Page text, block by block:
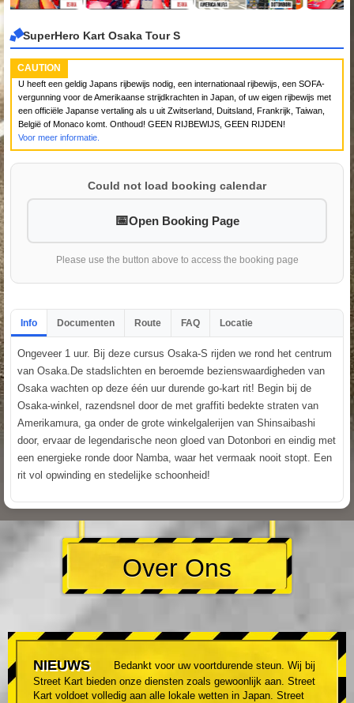
SuperHero Kart Osaka Tour S
CAUTION
U heeft een geldig Japans rijbewijs nodig, een internationaal rijbewijs, een SOFA-
vergunning voor de Amerikaanse strijdkrachten in Japan, of uw eigen rijbewijs met
een officiële Japanse vertaling als u uit Zwitserland, Duitsland, Frankrijk, Taiwan,
België of Monaco komt. Onthoud! GEEN RIJBEWIJS, GEEN RIJDEN!
Voor meer informatie.
Could not load booking calendar
Open Booking Page
Please use the button above to access the booking page
Info Documenten Route FAQ Locatie
Ongeveer 1 uur. Bij deze cursus Osaka-S rijden we rond het centrum
van Osaka.De stadslichten en beroemde bezienswaardigheden van
Osaka wachten op deze één uur durende go-kart rit! Begin bij de
Osaka-winkel, razendsnel door de met graffiti bedekte straten van
Amerikamura, ga onder de grote winkelgalerijen van Shinsaibashi
door, ervaar de legendarische neon gloed van Dotonbori en eindig met
een energieke ronde door Namba, waar het vermaak nooit stopt. Een
rit vol opwinding en stedelijke schoonheid!
Over Ons
NIEUWS
Bedankt voor uw voortdurende steun. Wij bij
Street Kart bieden onze diensten zoals gewoonlijk aan. Street
Kart voldoet volledig aan alle lokale wetten in Japan. Street